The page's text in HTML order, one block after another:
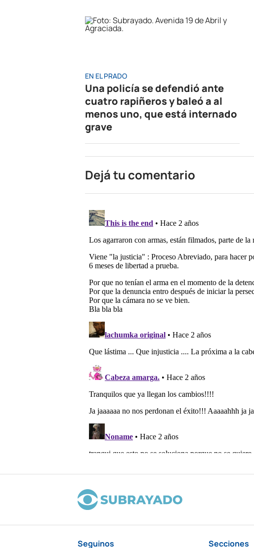
EN EL PRADO
Una policía se defendió ante
cuatro rapiñeros y baleó a al
menos uno, que está internado
grave
Dejá tu comentario
Seguinos Secciones